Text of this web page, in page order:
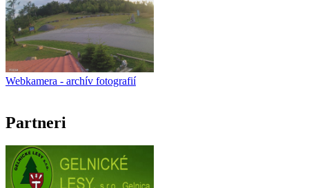
Webkamera - archív fotografií
Partneri